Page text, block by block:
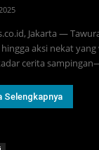
Jakarta —
aksi nekat
cerita
Selengkapnya